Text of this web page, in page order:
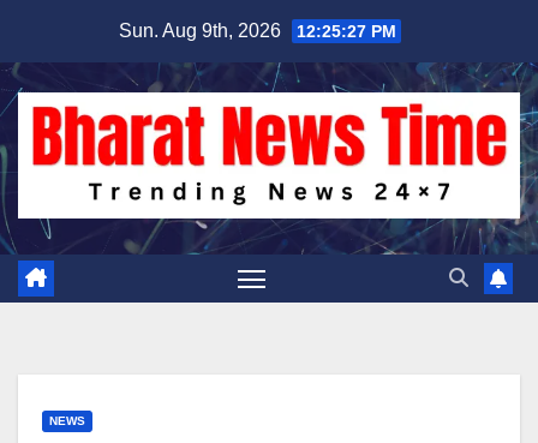
content
Sun. Aug 9th, 2026 12:25:28 PM
NEWS